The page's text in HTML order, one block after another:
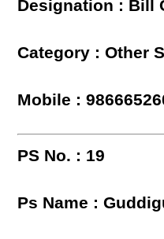
Designation : Bill
Category : Other
Mobile :
PS No. : 19
Ps Name :